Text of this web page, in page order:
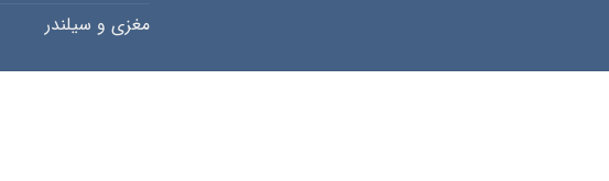
مغزی و سیلندر